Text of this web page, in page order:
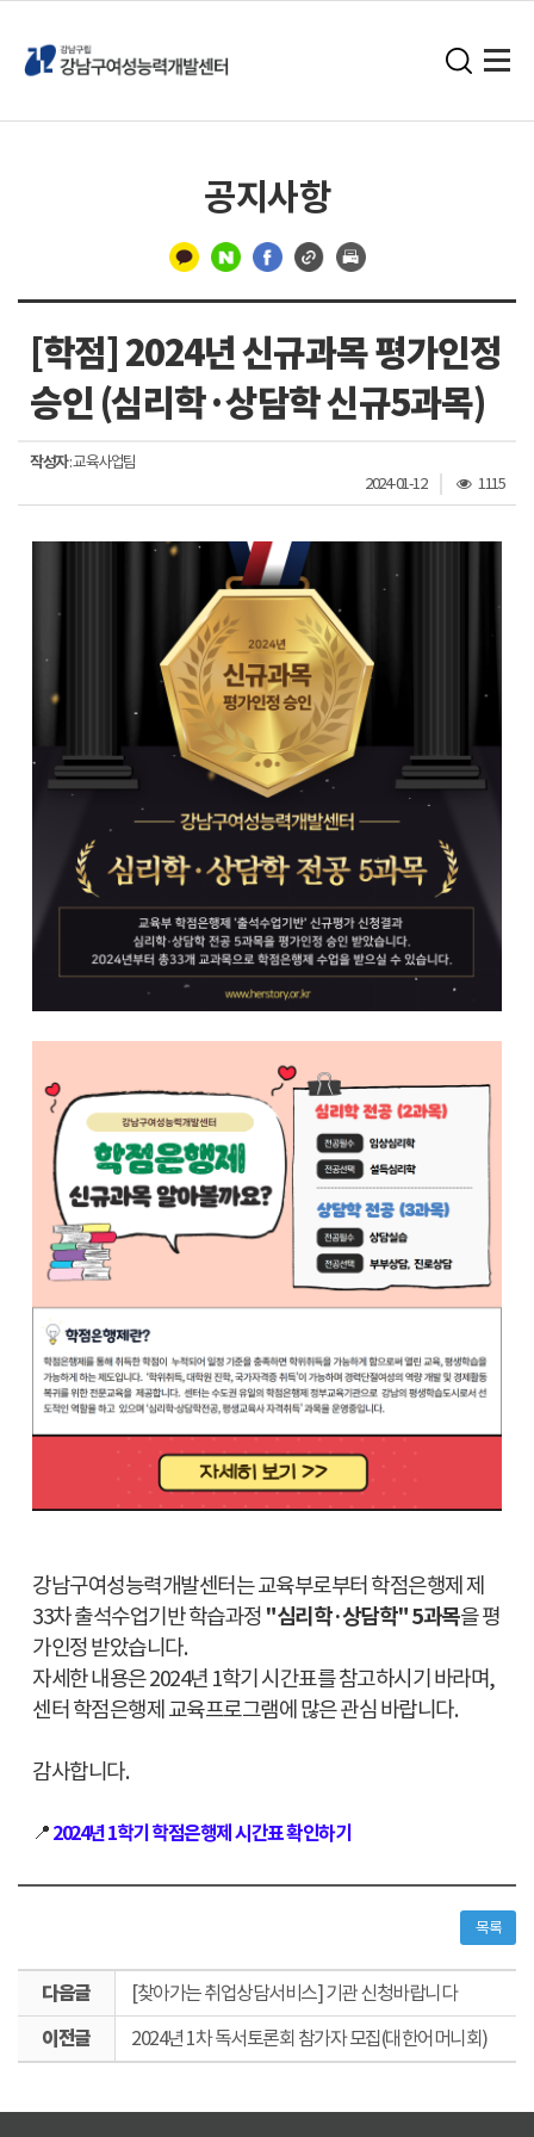
공지사항
분
선
[학점] 2024년 신규과목 평가인정
승인 (심리학·상담학 신규5과목)
작성자: 교육사업팀
2024-01-12
조
회
1115
강남구여성능력개발센터는 교육부로부터 학점은행제 제
33차 출석수업기반 학습과정 "심리학·상담학" 5과목을 평
가인정 받았습니다.
자세한 내용은 2024년 1학기 시간표를 참고하시기 바라며,
센터 학점은행제 교육프로그램에 많은 관심 바랍니다.
감사합니다.
📍 2024년 1학기 학점은행제 시간표 확인하기
목록
[찾아가는 취업상담서비스] 기관 신청바랍니다
2024년 1차 독서토론회 참가자 모집(대한어머니회)